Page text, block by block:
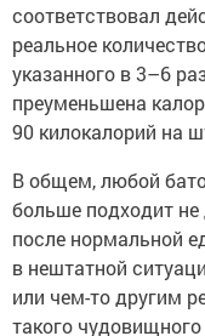
соответствовал
реальное
указанного в 3–6
преуменьшена
90 килокалорий на
В общем, любой
больше подходит не
после нормальной
в нештатной
или чем-то другим
такого